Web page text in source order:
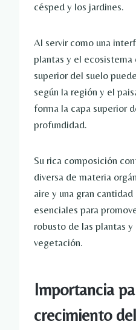
césped y los jardines.
Al servir como una
plantas y el ecosistema
superior del suelo
según la región y el
forma la capa superior
profundidad.
Su rica composición
diversa de materia
aire y una gran
esenciales para
robusto de las plantas
vegetación.
Importancia
crecimiento